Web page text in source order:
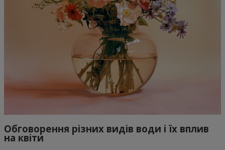
Обговорення різних видів води і їх вплив
на квіти